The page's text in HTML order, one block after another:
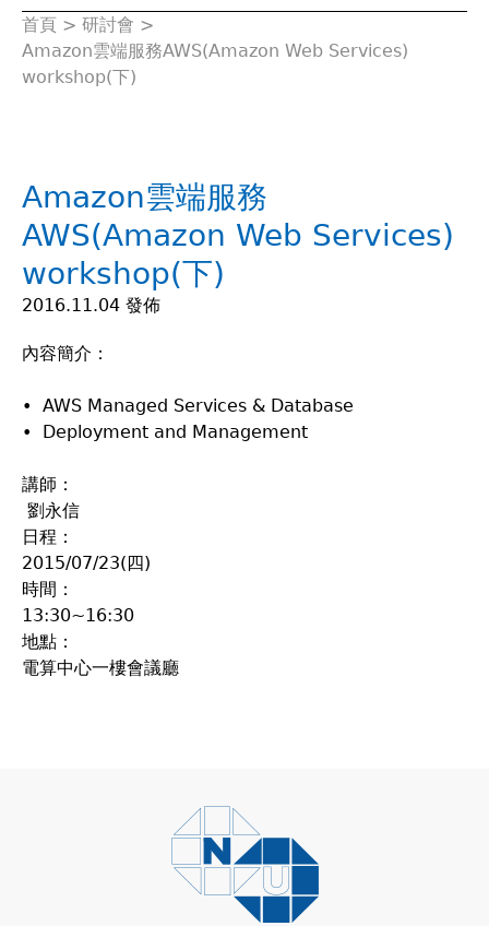
您
在
裡
首頁 > 研討會 >
Amazon雲端服務AWS(Amazon Web Services)
workshop(下)
Amazon雲端服務
AWS(Amazon Web Services)
workshop(下)
2016.11.04 發佈
內容簡介：
• AWS Managed Services & Database
• Deployment and Management
講師：
劉永信
日程：
2015/07/23(四)
時間：
13:30~16:30
地點：
電算中心一樓會議廳